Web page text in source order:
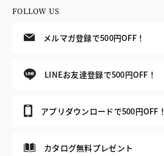
FOLLOW US
メルマガ登録で500円OFF！
LINEお友達登録で500円OFF！
アプリダウンロードで500円OFF！
カタログ無料プレゼント